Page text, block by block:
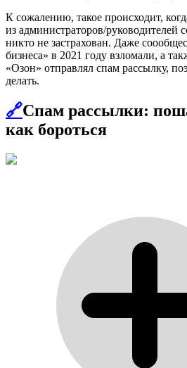
К сожалению, такое происходит,
из администраторов/руководителей
никто не застрахован. Даже
бизнеса» в 2021 году взломали, а
«Озон» отправлял спам рассылку,
делать.
🔗Спам рассылки:
как бороться